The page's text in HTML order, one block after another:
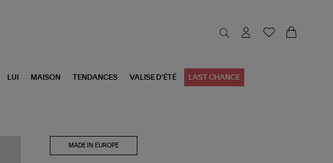
LUI MAISON TENDANCES VALISE D'ÉTÉ LAST CHANCE
MADE IN EUROPE